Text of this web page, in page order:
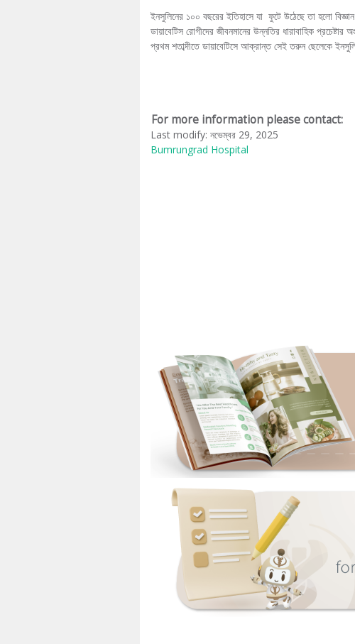
ইনসুলিনের ১০০ বছরের ইতিহাসে যা ফুটে উঠেছে তা হলো
ডায়াবেটিস রোগীদের জীবনমানের উন্নতির ধারাবাহিক
প্রথম শতাব্দীতে ডায়াবেটিসে আক্রান্ত সেই তরুন ছেলেকে
For more information please contact:
Last modify: নভেম্বর 29, 2025
Bumrungrad Hospital